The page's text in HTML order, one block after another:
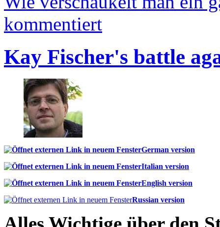
kommentiert
Kay Fischer's battle
German version
Italian version
English version
Russian version